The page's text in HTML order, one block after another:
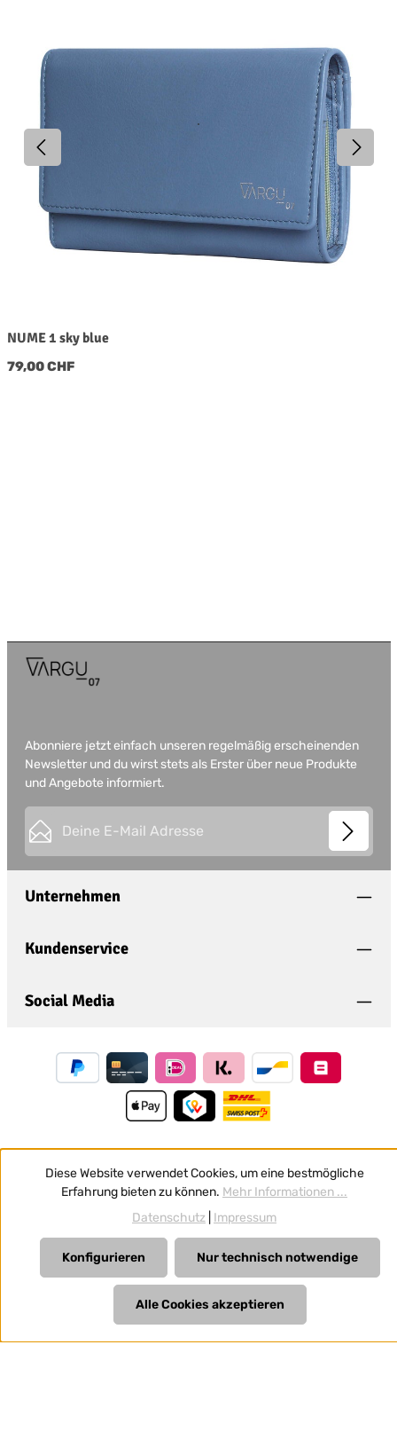
NUME 1 sky blue
Regulärer Preis:
79,00 CHF
Abonniere jetzt einfach unseren regelmäßig erscheinenden
Newsletter und du wirst stets als Erster über neue Produkte
und Angebote informiert.
Datenschutz
Ich habe die
bin mit ihnen einverstanden.
Die mit einem Stern (*) markierten Felder sind
Unternehmen
Kundenservice
Social Media
Vertrag widerrufen
und ggf. Nachnahmegebühren, wenn nicht anders
angegeben.
Diese Website verwendet Cookies, um eine bestmögliche
Erfahrung bieten zu können. Mehr Informationen ...
Datenschutz Impressum
Nur technisch notwendige
Konfigurieren
Alle Cookies akzeptieren